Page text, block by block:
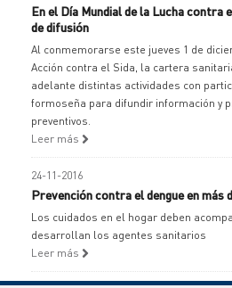
En el Día Mundial de la Lucha contra
de difusión
Al conmemorarse este jueves 1 de
Acción contra el Sida, la cartera
adelante distintas actividades con
formoseña para difundir información y
preventivos.
Leer más
24-11-2016
Prevención contra el dengue en más
Los cuidados en el hogar deben
desarrollan los agentes sanitarios
Leer más